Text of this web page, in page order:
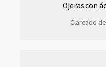
Ojeras con
Clareado